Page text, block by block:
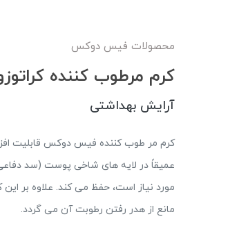
محصولات فیس دوکس
کرم مرطوب کننده
آرایش بهداشتی
کرم مر طوب کننده فیس دوکس قابلیت
عمیقاً در لایه های شاخی پوست (سد
مورد نیاز است، حفظ می کند. علاوه بر
مانع از هدر رفتن رطوبت آن می گردد.